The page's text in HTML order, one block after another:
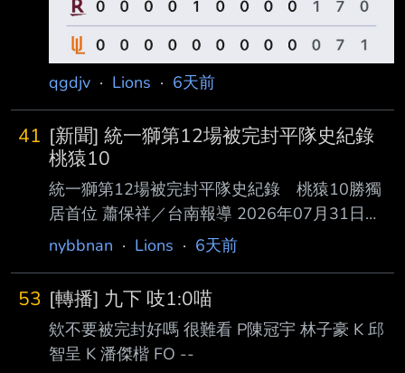
qgdjv · Lions · 6天前
41 [新聞] 統一獅第12場被完封平隊史紀錄
桃猿10
統一獅第12場被完封平隊史紀錄 桃猿10勝獨
居首位 蕭保祥／台南報導 2026年07月31日
21:04 統一獅31日晚間在台南亞太棒球場全場攻
第 12場被完封平2005年隊史紀錄，桃猿下半季
10勝比敗多4場獨居首位。 全場唯一半局在5局
上，林政華率先擊出安打，余德龍短打成功讓跑
者上三壘，嚴宏鈞擊出 一壘方向滾地球，林子
nybbnan · Lions · 6天前
53 [轉播] 九下 吱1:0喵
欸不要被完封好嗎 很難看 P陳冠宇 林子豪 K 邱
智呈 K 潘傑楷 FO --